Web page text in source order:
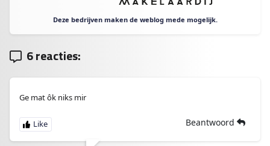
Deze bedrijven maken de weblog mede mogelijk.
6 reacties:
Ge mat ôk niks mir
Beantwoord